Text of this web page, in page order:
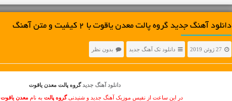
دانلود آهنگ جديد گروه پالت معدن یاقوت با 2 کیفیت و متن آهنگ
27 ژوئن 2019 دانلود تک آهنگ جدید بدون نظر
دانلود آهنگ جدید گروه پالت معدن یاقوت
در این ساعت از نفیس موزیک آهنگ جدید و شنیدنیگروه پالت به نام معدن یاقوت